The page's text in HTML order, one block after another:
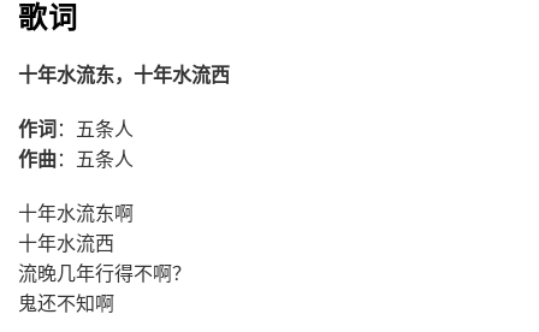
歌词
十年水流东，十年水流西
作词 ：五条人
作曲：五条人
十年水流东啊
十年水流西
流晚几年行得不啊？
鬼还不知啊